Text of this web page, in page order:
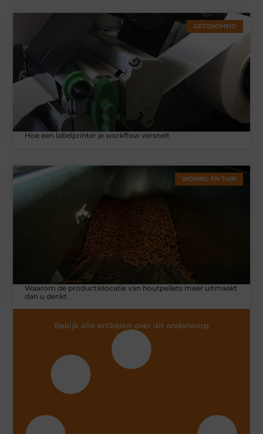
GEZONDHEID
Hoe een labelprinter je workflow versnelt
WONING EN TUIN
Waarom de productielocatie van houtpellets meer uitmaakt
dan u denkt
Bekijk alle artikelen over dit onderwerp